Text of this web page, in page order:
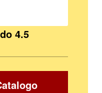
4.5